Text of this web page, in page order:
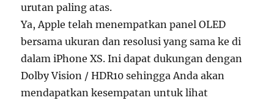
urutan paling atas.
Ya, Apple telah menempatkan panel OLED
bersama ukuran dan resolusi yang sama ke di
dalam iPhone XS. Ini dapat dukungan dengan
Dolby Vision / HDR10 sehingga Anda akan
mendapatkan kesempatan untuk lihat